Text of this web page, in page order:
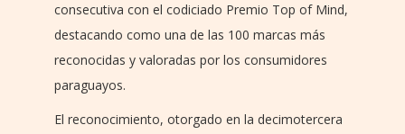
consecutiva con el codiciado Premio Top of Mind,
destacando como una de las 100 marcas más
reconocidas y valoradas por los consumidores
paraguayos.
El reconocimiento, otorgado en la decimotercera